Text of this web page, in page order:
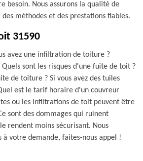
besoin. Nous assurons la qualité de
méthodes et des prestations fiables.
31590
avez une infiltration de toiture ?
sont les risques d'une fuite de toit ?
de toiture ? Si vous avez des tuiles
est le tarif horaire d'un couvreur
ou les infiltrations de toit peuvent être
sont des dommages qui ruinent
rendent moins sécurisant. Nous
à votre demande, faites-nous appel !